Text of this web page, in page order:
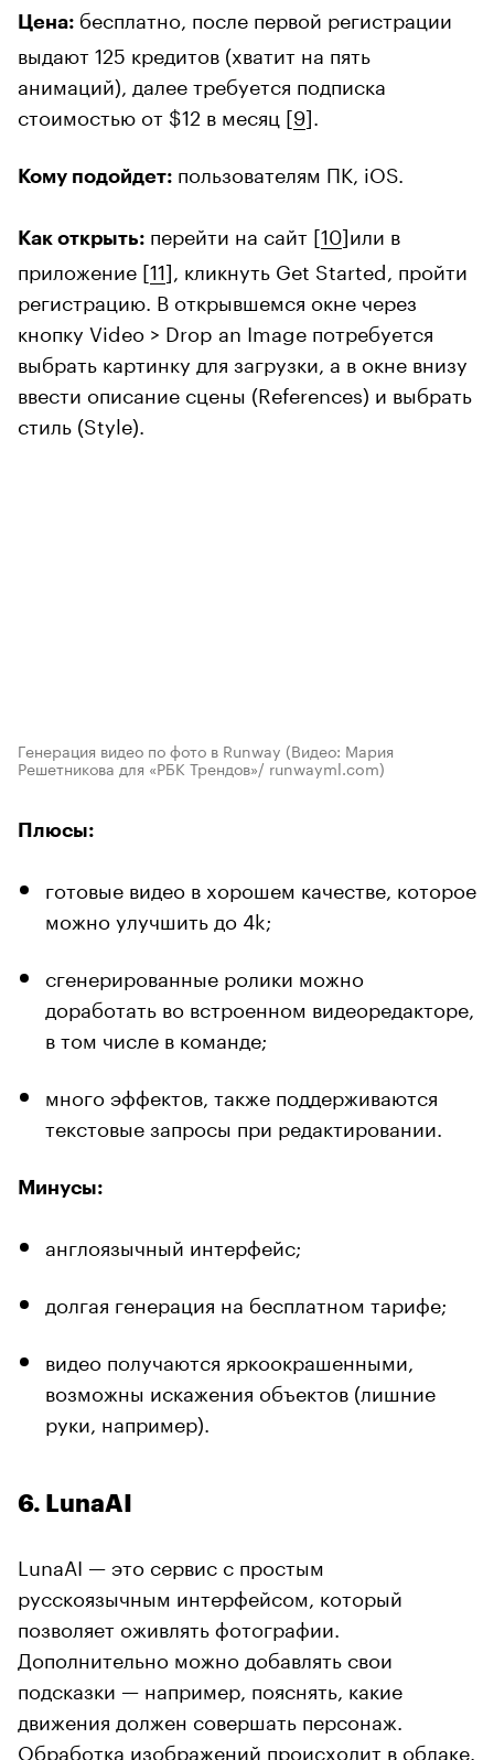
Цена: бесплатно, после первой регистрации
выдают 125 кредитов (хватит на пять
анимаций), далее требуется подписка
стоимостью от $12 в месяц [9].
Кому подойдет: пользователям ПК, iOS.
Как открыть: перейти на сайт [10]или в
приложение [11], кликнуть Get Started, пройти
регистрацию. В открывшемся окне через
кнопку Video > Drop an Image потребуется
выбрать картинку для загрузки, а в окне внизу
ввести описание сцены (References) и выбрать
стиль (Style).
Генерация видео по фото в Runway (Видео: Мария
Решетникова для «РБК Трендов»/ runwayml.com)
Плюсы:
готовые видео в хорошем качестве, которое
можно улучшить до 4k;
сгенерированные ролики можно
доработать во встроенном видеоредакторе,
в том числе в команде;
много эффектов, также поддерживаются
текстовые запросы при редактировании.
Минусы:
англоязычный интерфейс;
долгая генерация на бесплатном тарифе;
видео получаются яркоокрашенными,
возможны искажения объектов (лишние
руки, например).
6. LunaAI
LunaAI — это сервис с простым
русскоязычным интерфейсом, который
позволяет оживлять фотографии.
Дополнительно можно добавлять свои
подсказки — например, пояснять, какие
движения должен совершать персонаж.
Обработка изображений происходит в облаке.